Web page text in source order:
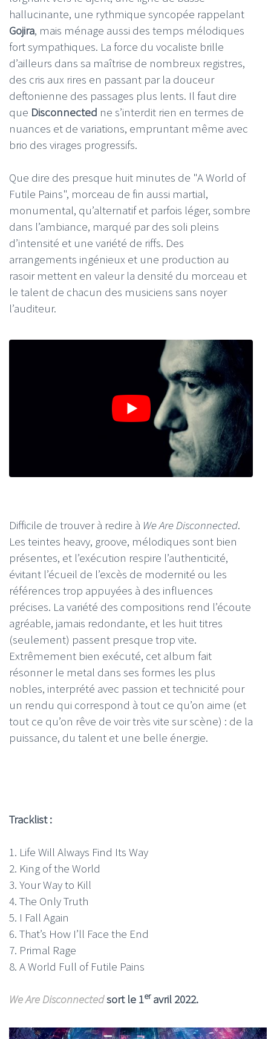
hallucinante, une rythmique syncopée rappelant
Gojira, mais ménage aussi des temps mélodiques
fort sympathiques. La force du vocaliste brille
d’ailleurs dans sa maîtrise de nombreux registres,
des cris aux rires en passant par la douceur
deftonienne des passages plus lents. Il faut dire
que Disconnected ne s’interdit rien en termes de
nuances et de variations, empruntant même avec
brio des virages progressifs.
Que dire des presque huit minutes de "A World of
Futile Pains", morceau de fin aussi martial,
monumental, qu’alternatif et parfois léger, sombre
dans l’ambiance, marqué par des soli pleins
d’intensité et une variété de riffs. Des
arrangements ingénieux et une production au
rasoir mettent en valeur la densité du morceau et
le talent de chacun des musiciens sans noyer
l’auditeur.
Difficile de trouver à redire à We Are Disconnected.
Les teintes heavy, groove, mélodiques sont bien
présentes, et l’exécution respire l’authenticité,
évitant l’écueil de l’excès de modernité ou les
références trop appuyées à des influences
précises. La variété des compositions rend l’écoute
agréable, jamais redondante, et les huit titres
(seulement) passent presque trop vite.
Extrêmement bien exécuté, cet album fait
résonner le metal dans ses formes les plus
nobles, interprété avec passion et technicité pour
un rendu qui correspond à tout ce qu’on aime (et
tout ce qu’on rêve de voir très vite sur scène) : de la
puissance, du talent et une belle énergie.
Tracklist :
1. Life Will Always Find Its Way
2. King of the World
3. Your Way to Kill
4. The Only Truth
5. I Fall Again
6. That’s How I’ll Face the End
7. Primal Rage
8. A World Full of Futile Pains
We Are Disconnectedsort le 1eravril 2022.